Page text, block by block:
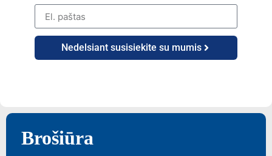
Nedelsiant susisiekite su mumis
Brošiūra